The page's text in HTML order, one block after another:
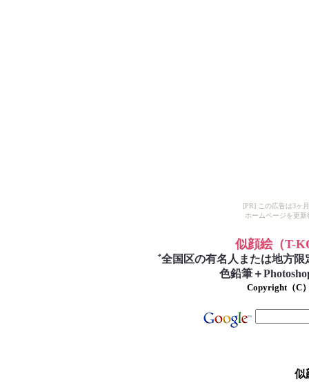
[PR] この広告は3ヶ
ホームページを更
似顔絵（T-
゛全国区の有名人または地方
色鉛筆＋
Copyright（C
似